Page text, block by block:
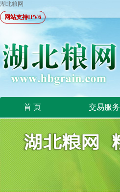
湖北粮网
网站支持IPV6
首 页 交易服务